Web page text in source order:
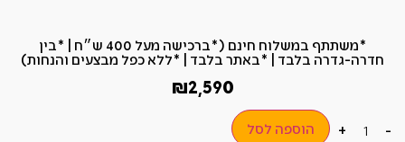
*משתתף במשלוח חינם (*ברכישה מעל 400 ש״ח​ | *בין
חדרה-גדרה בלבד | *באתר בלבד | *ללא כפל מבצעים והנחות)
₪2,590
-
+ הוספה לסל